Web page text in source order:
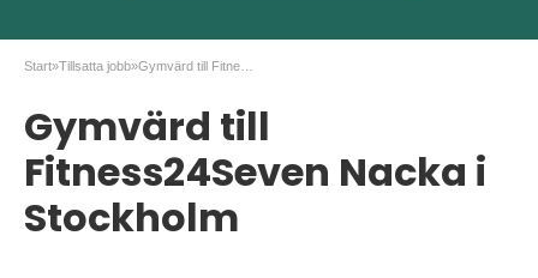
Start»Tillsatta jobb»
Gymvärd till
Fitness24Seven Nacka i
Stockholm